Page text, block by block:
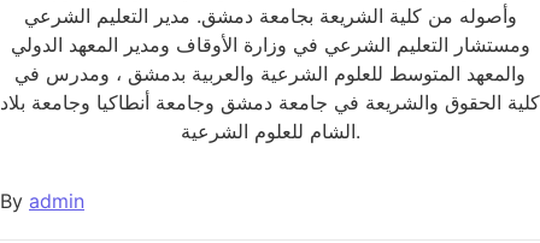
وأصوله من كلية الشريعة بجامعة دمشق. مدير التعليم الشرعي
ومستشار التعليم الشرعي في وزارة الأوقاف ومدير المعهد الدولي
والمعهد المتوسط للعلوم الشرعية والعربية بدمشق ، ومدرس في
كلية الحقوق والشريعة في جامعة دمشق وجامعة أنطاكيا وجامعة بلاد
الشام للعلوم الشرعية.
By admin